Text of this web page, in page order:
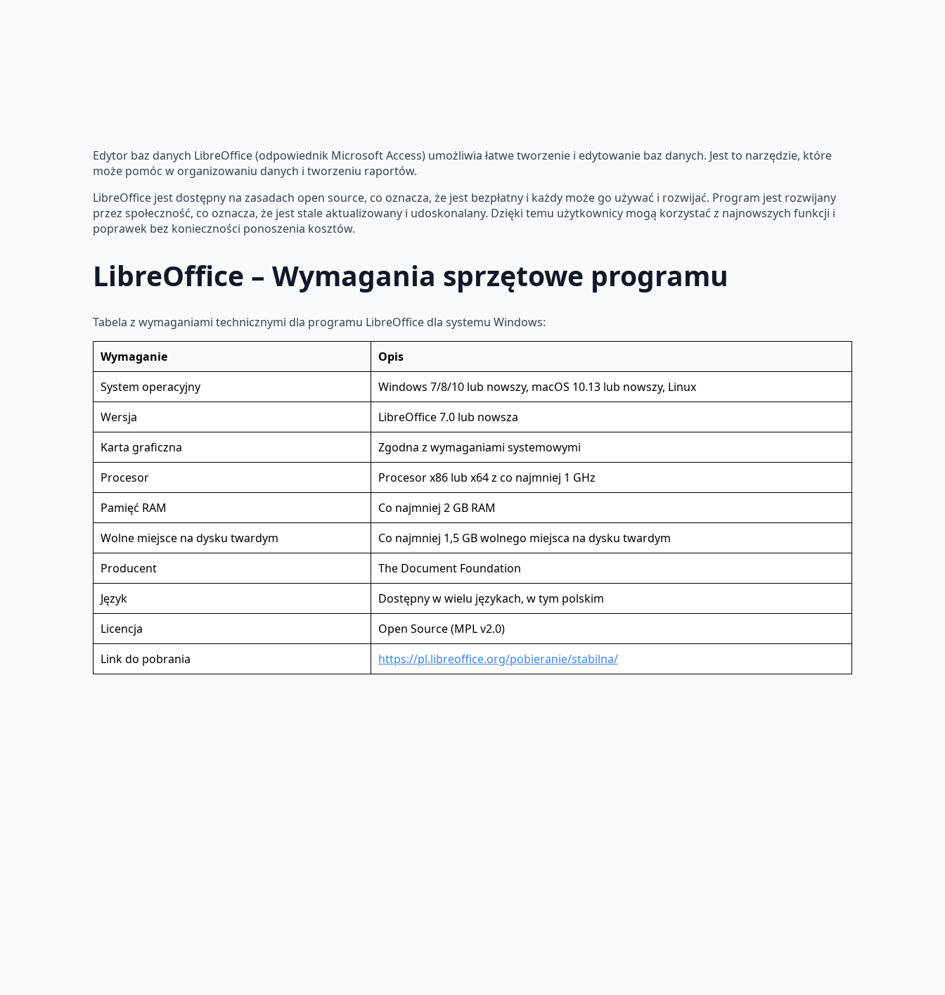
Edytor baz danych LibreOffice (odpowiednik Microsoft Access) umożliwia łatwe tworzenie i edytowanie baz danych. Jest to narzędzie, które
może pomóc w organizowaniu danych i tworzeniu raportów.
LibreOffice jest dostępny na zasadach open source, co oznacza, że jest bezpłatny i każdy może go używać i rozwijać. Program jest rozwijany
przez społeczność, co oznacza, że jest stale aktualizowany i udoskonalany. Dzięki temu użytkownicy mogą korzystać z najnowszych funkcji i
poprawek bez konieczności ponoszenia kosztów.
LibreOffice – Wymagania sprzętowe programu
Tabela z wymaganiami technicznymi dla programu LibreOffice dla systemu Windows:
Wymaganie
Opis
System operacyjny
Windows 7/8/10 lub nowszy, macOS 10.13 lub nowszy, Linux
Wersja
LibreOffice 7.0 lub nowsza
Karta graficzna
Zgodna z wymaganiami systemowymi
Procesor
Procesor x86 lub x64 z co najmniej 1 GHz
Pamięć RAM
Co najmniej 2 GB RAM
Wolne miejsce na dysku twardym
Co najmniej 1,5 GB wolnego miejsca na dysku twardym
Producent
The Document Foundation
Język
Dostępny w wielu językach, w tym polskim
Licencja
Open Source (MPL v2.0)
Link do pobrania
https://pl.libreoffice.org/pobieranie/stabilna/